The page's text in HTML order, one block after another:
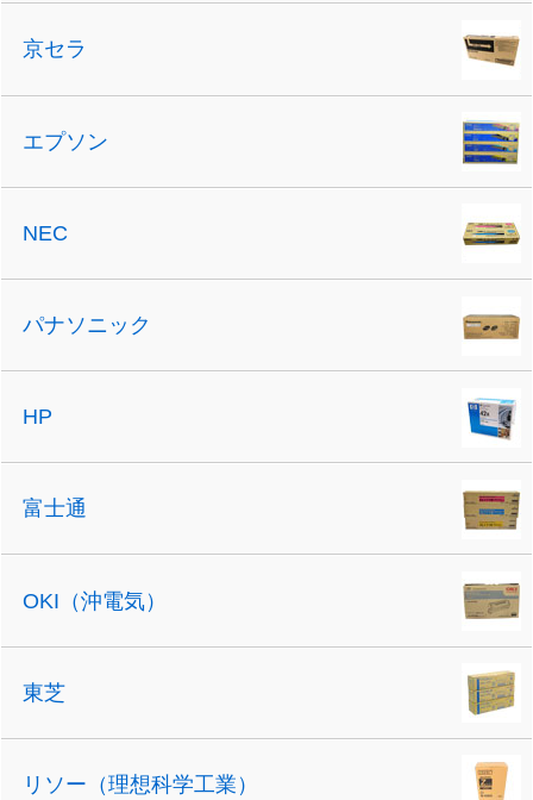
京セラ
エプソン
NEC
パナソニック
HP
富士通
OKI（沖電気）
東芝
リソー（理想科学工業）